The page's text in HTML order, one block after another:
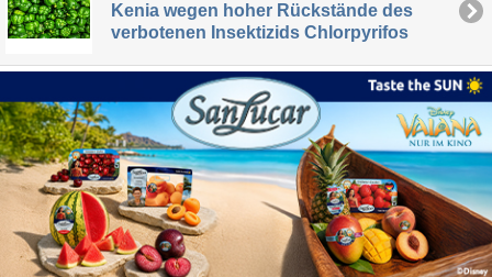
Kenia wegen hoher Rückstände des
verbotenen Insektizids Chlorpyrifos